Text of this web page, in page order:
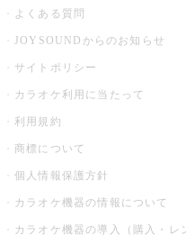
よくある質問
JOYSOUNDからのお知らせ
サイトポリシー
カラオケ利用に当たって
利用規約
商標について
個人情報保護方針
カラオケ機器の情報について
カラオケ機器の導入（購入・レ